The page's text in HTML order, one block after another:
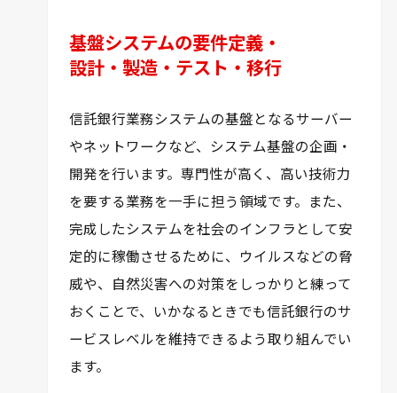
基盤システムの要件定義・
設計・ 製造・テスト・移行
信託銀行業務システムの基盤となるサーバー
やネットワークなど、システム基盤の企画・
開発を行います。専門性が高く、高い技術力
を要する業務を一手に担う領域です。また、
完成したシステムを社会のインフラとして安
定的に稼働させるために、ウイルスなどの脅
威や、自然災害への対策をしっかりと練って
おくことで、いかなるときでも信託銀行のサ
ービスレベルを維持できるよう取り組んでい
ます。